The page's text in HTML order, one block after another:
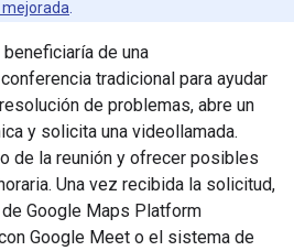
de una
tradicional para ayudar
de problemas, abre un
y solicita una videollamada.
de la reunión y ofrecer posibles
Una vez recibida la solicitud,
Google Maps Platform
Google Meet o el sistema de